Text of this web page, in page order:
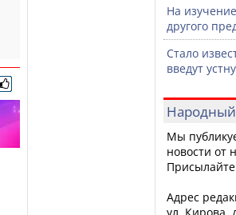
На
другого
Стало
введут
Мы
новости от
Адрес